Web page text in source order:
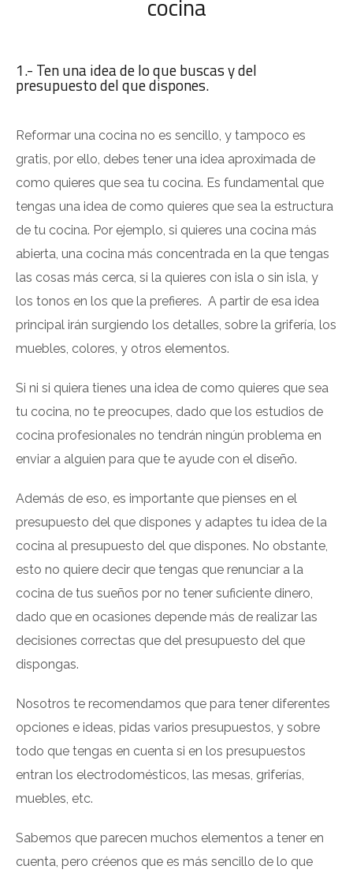
cocina
1.- Ten una idea de lo que buscas y del
presupuesto del que dispones.
Reformar una cocina no es sencillo, y tampoco es
gratis, por ello, debes tener una idea aproximada de
como quieres que sea tu cocina. Es fundamental que
tengas una idea de como quieres que sea la estructura
de tu cocina. Por ejemplo, si quieres una cocina más
abierta, una cocina más concentrada en la que tengas
las cosas más cerca, si la quieres con isla o sin isla, y
los tonos en los que la prefieres. A partir de esa idea
principal irán surgiendo los detalles, sobre la grifería, los
muebles, colores, y otros elementos.
Si ni si quiera tienes una idea de como quieres que sea
tu cocina, no te preocupes, dado que los estudios de
cocina profesionales no tendrán ningún problema en
enviar a alguien para que te ayude con el diseño.
Además de eso, es importante que pienses en el
presupuesto del que dispones y adaptes tu idea de la
cocina al presupuesto del que dispones. No obstante,
esto no quiere decir que tengas que renunciar a la
cocina de tus sueños por no tener suficiente dinero,
dado que en ocasiones depende más de realizar las
decisiones correctas que del presupuesto del que
dispongas.
Nosotros te recomendamos que para tener diferentes
opciones e ideas, pidas varios presupuestos, y sobre
todo que tengas en cuenta si en los presupuestos
entran los electrodomésticos, las mesas, griferías,
muebles, etc.
Sabemos que parecen muchos elementos a tener en
cuenta, pero créenos que es más sencillo de lo que